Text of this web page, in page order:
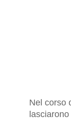
Nel corso